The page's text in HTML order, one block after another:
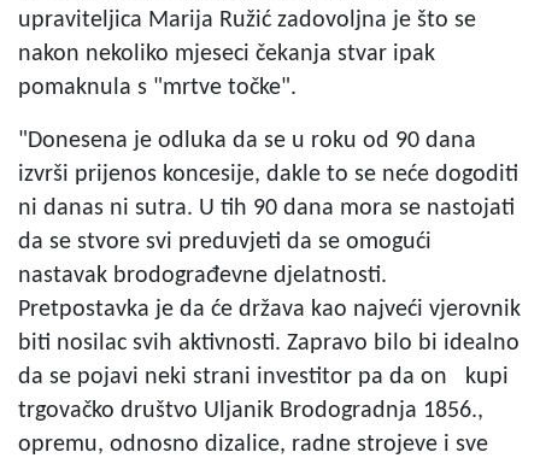
upraviteljica Marija Ružić zadovoljna je što se
nakon nekoliko mjeseci čekanja stvar ipak
pomaknula s "mrtve točke".
"Donesena je odluka da se u roku od 90 dana
izvrši prijenos koncesije, dakle to se neće dogoditi
ni danas ni sutra. U tih 90 dana mora se nastojati
da se stvore svi preduvjeti da se omogući
nastavak brodograđevne djelatnosti.
Pretpostavka je da će država kao najveći vjerovnik
biti nosilac svih aktivnosti. Zapravo bilo bi idealno
da se pojavi neki strani investitor pa da on kupi
trgovačko društvo Uljanik Brodogradnja 1856.,
opremu, odnosno dizalice, radne strojeve i sve